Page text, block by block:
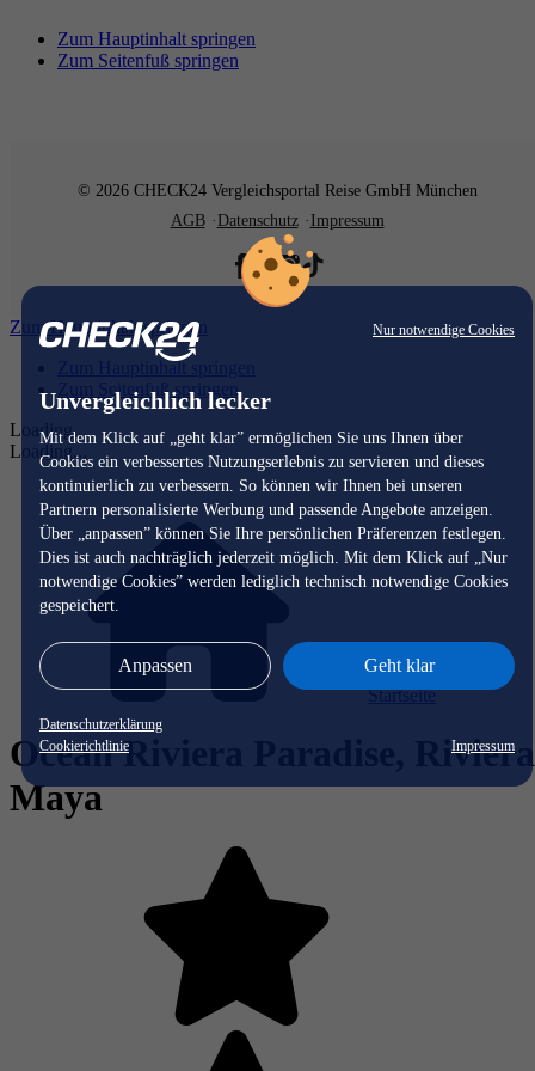
Nur notwendige Cookies
Unvergleichlich lecker
Mit dem Klick auf „geht klar” ermöglichen Sie uns Ihnen über
Cookies ein verbessertes Nutzungserlebnis zu servieren und dieses
kontinuierlich zu verbessern. So können wir Ihnen bei unseren
Partnern personalisierte Werbung und passende Angebote anzeigen.
Über „anpassen” können Sie Ihre persönlichen Präferenzen festlegen.
Dies ist auch nachträglich jederzeit möglich. Mit dem Klick auf „Nur
notwendige Cookies” werden lediglich technisch notwendige Cookies
gespeichert.
Anpassen Geht klar
Datenschutzerklärung
Cookierichtlinie
Impressum
Zum Hauptinhalt springen
Zum Seitenfuß springen
© 2026 CHECK24 Vergleichsportal Reise GmbH München
AGB
Datenschutz Impressum
Zum Hauptinhalt springen
Zum Hauptinhalt springen
Zum Seitenfuß springen
Loading...
Loading...
Startseite
Ocean Riviera Paradise, Riviera
Maya